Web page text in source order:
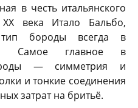
в честь итальянского
XX века Итало Бальбо,
бороды всегда в
Самое главное в
— симметрия и
и тонкие соединения
затрат на бритьё.